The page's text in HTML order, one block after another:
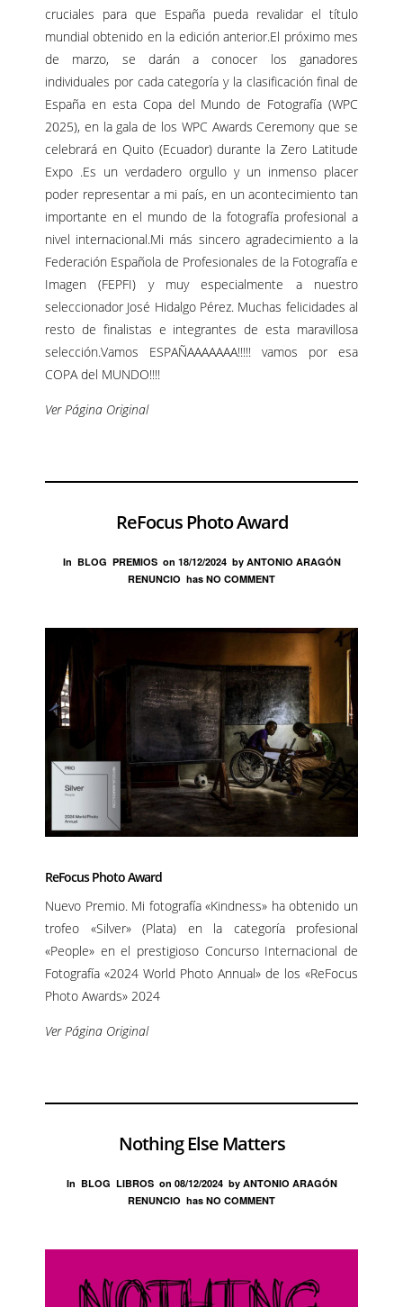
cruciales para que España pueda revalidar el título
mundial obtenido en la edición anterior.El próximo mes
de marzo, se darán a conocer los ganadores
individuales por cada categoría y la clasificación final de
España en esta Copa del Mundo de Fotografía (WPC
2025), en la gala de los WPC Awards Ceremony que se
celebrará en Quito (Ecuador) durante laZero Latitude
Expo .Es un verdadero orgullo y un inmenso placer
poder representar a mi país, en un acontecimiento tan
importante en el mundo de la fotografía profesional a
nivel internacional.Mi más sincero agradecimiento a la
Federación Española de Profesionales de la Fotografía e
Imagen (FEPFI) y muy especialmente a nuestro
seleccionador José Hidalgo Pérez. Muchas felicidades al
resto de finalistas e integrantes de esta maravillosa
selección.Vamos ESPAÑAAAAAAA!!!!! vamos por esa
COPA del MUNDO!!!!
Ver Página Original
ReFocus Photo Award
In BLOG PREMIOSon 18/12/2024by ANTONIO ARAGÓN
RENUNCIO has NO COMMENT
ReFocus Photo Award
Nuevo Premio. Mi fotografía «Kindness» ha obtenido un
trofeo «Silver» (Plata) en la categoría profesional
«People» en el prestigioso Concurso Internacional de
Fotografía «2024 World Photo Annual» de los «ReFocus
Photo Awards» 2024
Ver Página Original
Nothing Else Matters
In BLOG LIBROSon 08/12/2024by ANTONIO ARAGÓN
RENUNCIO has NO COMMENT